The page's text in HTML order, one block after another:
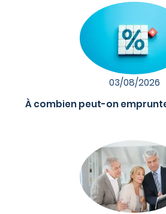
03/08/2026
À combien peut-on